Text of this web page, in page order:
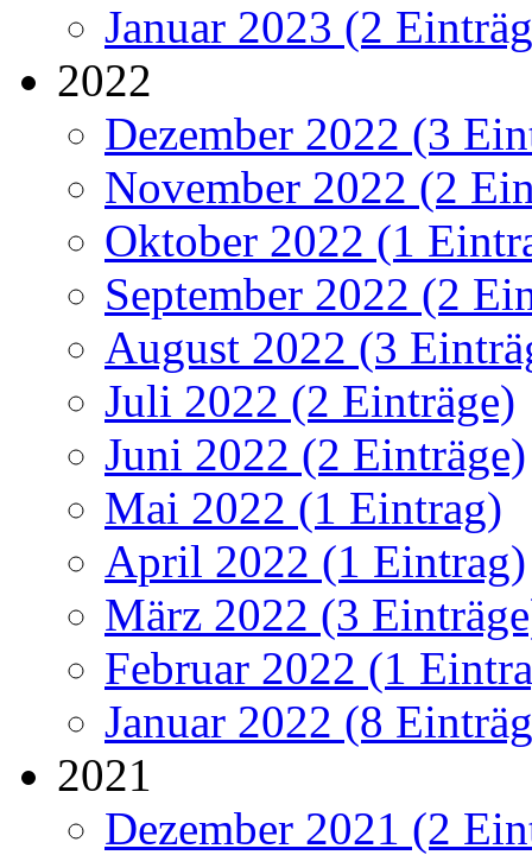
Januar 2023 (2
2022
Dezember 2022 (3
November 2022 (2
Oktober 2022 (1
September 2022 (2
August 2022 (3
Juli 2022 (2 Einträge)
Juni 2022 (2 Einträge)
Mai 2022 (1 Eintrag)
April 2022 (1 Eintrag)
März 2022 (3
Februar 2022 (1
Januar 2022 (8
2021
Dezember 2021 (2